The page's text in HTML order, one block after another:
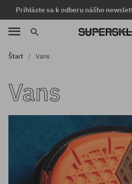
Prihláste sa k odberu nášho
Štart Vans
Vans